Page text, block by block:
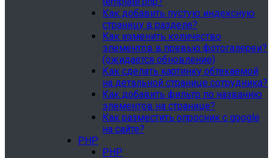
Как добавить пустую индексную
страницу в разделе?
Как изменить количество
элементов в превью фотогалереи?
(ожидается обновление)
Как сделать картинку обтекаемой
на детальной странице сотрудника?
Как добавить фильтр по названию
элементов на странице?
Как разместить опросник с google
на сайте?
PHP
PHP